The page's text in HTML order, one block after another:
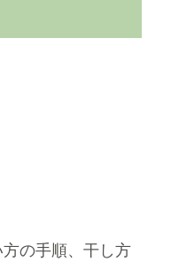
の手順、干し方